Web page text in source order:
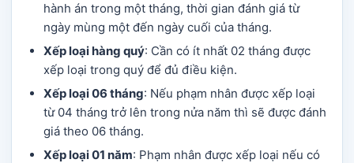
hành án trong một tháng, thời gian đánh giá từ
ngày mùng một đến ngày cuối của tháng.
Xếp loại hàng quý: Cần có ít nhất 02 tháng được
xếp loại trong quý để đủ điều kiện.
Xếp loại 06 tháng: Nếu phạm nhân được xếp loại
từ 04 tháng trở lên trong nửa năm thì sẽ được đánh
giá theo 06 tháng.
Xếp loại 01 năm: Phạm nhân được xếp loại nếu có